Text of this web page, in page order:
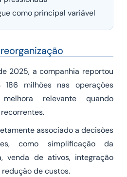
como principal variável
2025, a companhia reportou
milhões nas operações
relevante quando
associado a decisões
como simplificação da
venda de ativos, integração
de custos.